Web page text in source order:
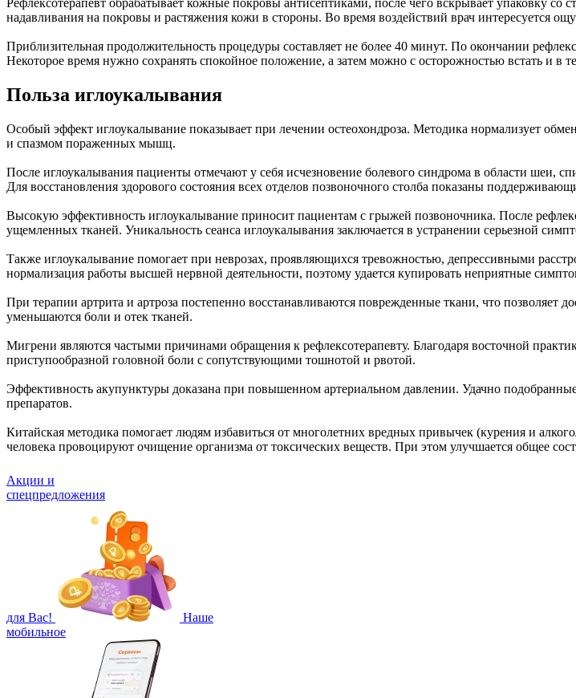
Рефлексотерапевт обрабатывает кожные покровы антисептиками, после чего вскрывает упаковку
надавливания на покровы и растяжения кожи в стороны. Во время воздействий врач интересуется
Приблизительная продолжительность процедуры составляет не более 40 минут. По окончании
Некоторое время нужно сохранять спокойное положение, а затем можно с осторожностью встать и в
Польза иглоукалывания
Особый эффект иглоукалывание показывает при лечении остеохондроза. Методика нормализует
и спазмом пораженных мышц.
После иглоукалывания пациенты отмечают у себя исчезновение болевого синдрома в области шеи,
Для восстановления здорового состояния всех отделов позвоночного столба показаны
Высокую эффективность иглоукалывание приносит пациентам с грыжей позвоночника. После
ущемленных тканей. Уникальность сеанса иглоукалывания заключается в устранении серьезной
Также иглоукалывание помогает при неврозах, проявляющихся тревожностью, депрессивными
нормализация работы высшей нервной деятельности, поэтому удается купировать неприятные
При терапии артрита и артроза постепенно восстанавливаются поврежденные ткани, что
уменьшаются боли и отек тканей.
Мигрени являются частыми причинами обращения к рефлексотерапевту. Благодаря восточной
приступообразной головной боли с сопутствующими тошнотой и рвотой.
Эффективность акупунктуры доказана при повышенном артериальном давлении. Удачно
препаратов.
Китайская методика помогает людям избавиться от многолетних вредных привычек (курения и
человека провоцируют очищение организма от токсических веществ. При этом улучшается общее
Акции и
спецпредложения
для Вас!
Наше
мобильное